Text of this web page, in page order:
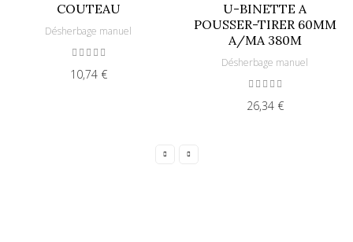
COUTEAU
Désherbage manuel
10,74 €
U-BINETTE A
POUSSER-TIRER 60MM
A/MA 380M
Désherbage manuel
26,34 €